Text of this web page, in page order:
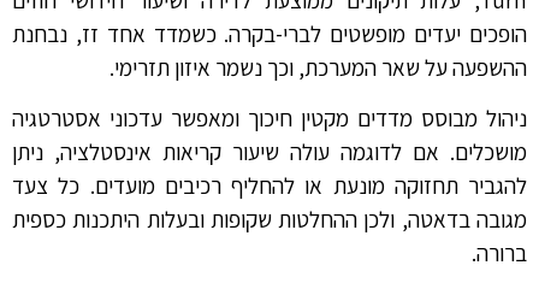
הופכים יעדים מופשטים לברי-בקרה. כשמדד אחד זז, נבחנת
ההשפעה על שאר המערכת, וכך נשמר איזון תזרימי.
ניהול מבוסס מדדים מקטין חיכוך ומאפשר עדכוני אסטרטגיה
מושכלים. אם לדוגמה עולה שיעור קריאות אינסטלציה, ניתן
להגביר תחזוקה מונעת או להחליף רכיבים מועדים. כל צעד
מגובה בדאטה, ולכן ההחלטות שקופות ובעלות היתכנות כספית
ברורה.